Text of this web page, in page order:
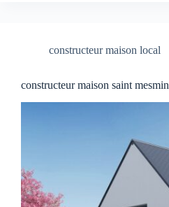
constructeur maison local
constructeur maison saint mesmin